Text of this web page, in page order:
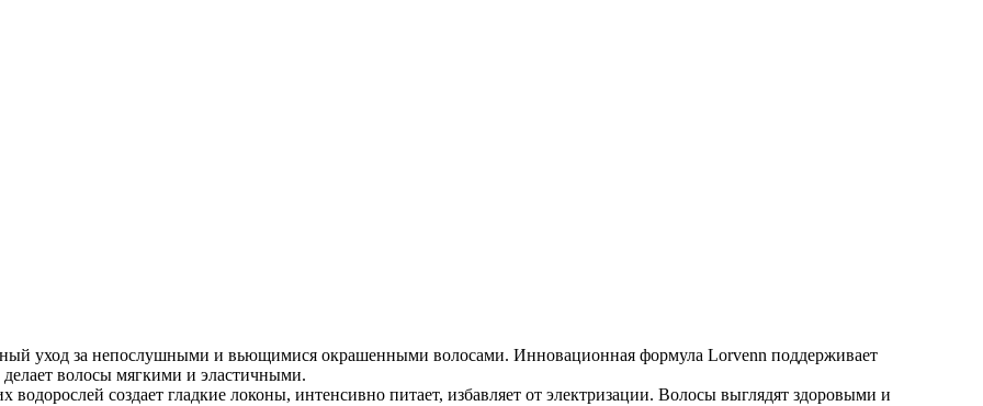
уход за непослушными и вьющимися окрашенными волосами. Инновационная формула Lorvenn поддерживает
волосы мягкими и эластичными.
создает гладкие локоны, интенсивно питает, избавляет от электризации. Волосы выглядят здоровыми и